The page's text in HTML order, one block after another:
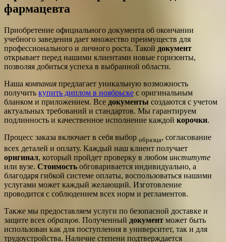
фармацевта
Приобретение официального документа об окончании
учебного заведения дает множество преимуществ для
профессионального и личного роста. Такой документ
открывает перед нашими клиентами новые горизонты,
позволяя добиться успеха в выбранной области.
Наша компания предлагает уникальную возможность
получить купить диплом в ноябрьске с оригинальным
бланком и приложением. Все документы создаются с учетом
актуальных требований и стандартов. Мы гарантируем
подлинность и качественное исполнение каждой корочки.
Процесс заказа включает в себя выбор образца, согласование
всех деталей и оплату. Каждый наш клиент получает
оригинал, который пройдет проверку в любом институте
или вузе. Стоимость обговаривается индивидуально, а
благодаря гибкой системе оплаты, воспользоваться нашими
услугами может каждый желающий. Изготовление
проводится с соблюдением всех норм и регламентов.
Также мы предоставляем услуги по безопасной доставке и
защите всех образцов. Полученный документ может быть
использован как для поступления в университет, так и для
трудоустройства. Наличие степени подтверждается